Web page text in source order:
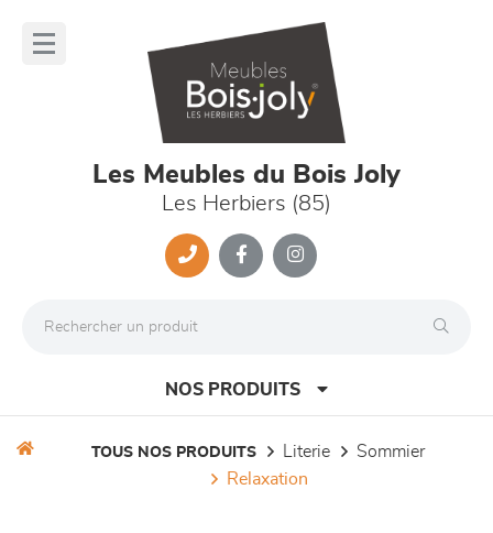
Les Meubles du Bois Joly
Les Herbiers (85)
NOS PRODUITS
TOUS NOS PRODUITS literie
sommier
relaxation